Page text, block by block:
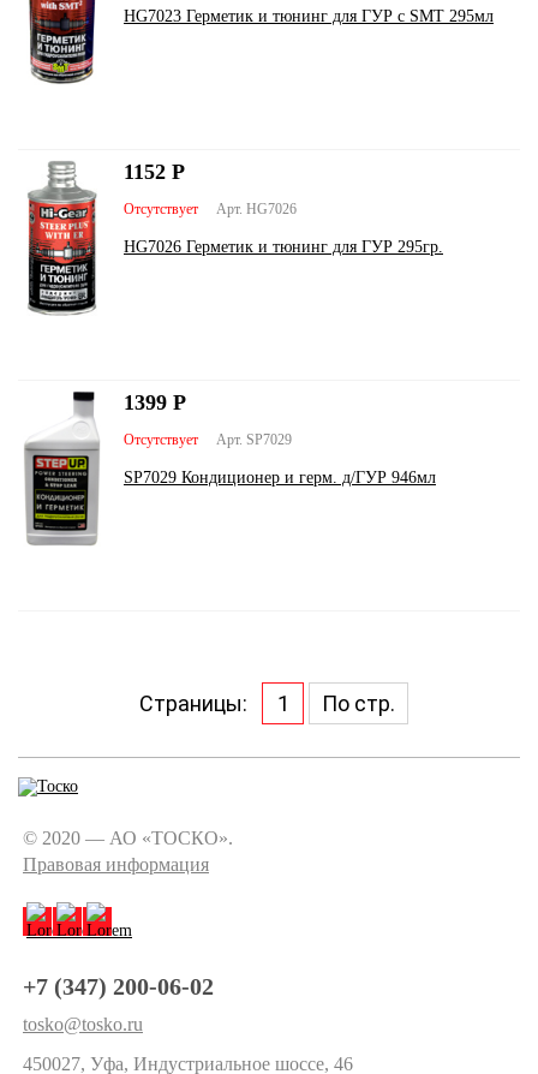
HG7023 Герметик и тюнинг для ГУР с SMT 295мл
Арт. HG7026
Отсутствует
HG7026 Герметик и тюнинг для ГУР 295гр.
1152 Р
Арт. SP7029
Отсутствует
SP7029 Кондиционер и герм. д/ГУР 946мл
1399 Р
Страницы: 1 По стр.
© 2020 — АО «ТОСКО».
Правовая информация
+7 (347) 200-06-02
tosko@tosko.ru
450027, Уфа, Индустриальное шоссе, 46